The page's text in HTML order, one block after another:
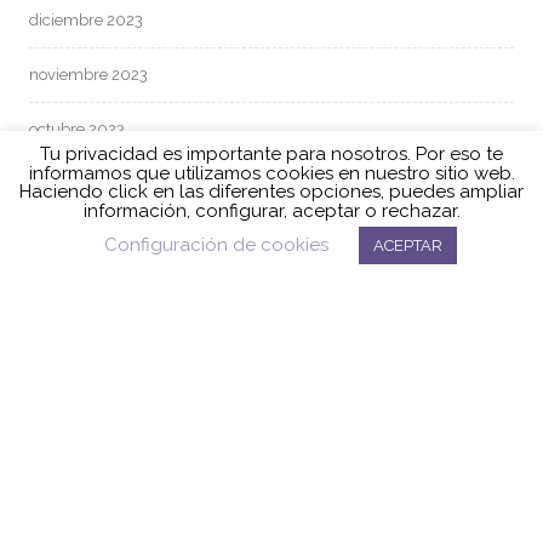
diciembre 2023
noviembre 2023
octubre 2023
septiembre 2023
Tu privacidad es importante para nosotros. Por eso te
informamos que utilizamos cookies en nuestro sitio web.
Haciendo click en las diferentes opciones, puedes ampliar
información, configurar, aceptar o rechazar.
Configuración de cookies
ACEPTAR